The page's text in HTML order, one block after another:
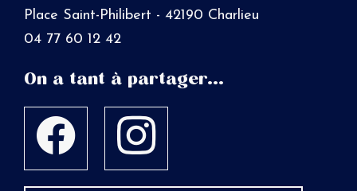
Place Saint-Philibert - 42190 Charlieu
04 77 60 12 42
On a tant à partager...